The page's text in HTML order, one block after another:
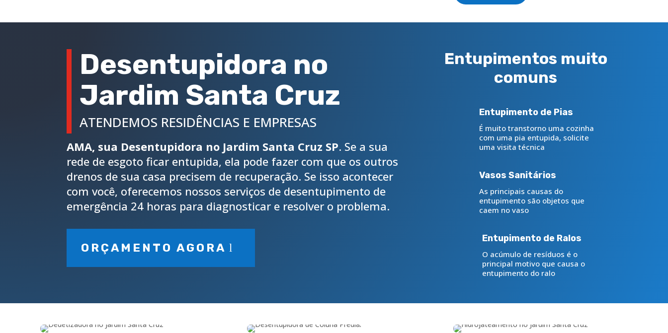
Desentupidora no
Jardim Santa Cruz
ATENDEMOS RESIDÊNCIAS E EMPRESAS
AMA, sua Desentupidora no Jardim Santa Cruz SP. Se a sua
rede de esgoto ficar entupida, ela pode fazer com que os outros
drenos de sua casa precisem de recuperação. Se isso acontecer
com você, oferecemos nossos serviços de desentupimento de
emergência 24 horas para diagnosticar e resolver o problema.
ORÇAMENTO AGORA
Entupimentos muito
comuns
Entupimento de Pias
É muito transtorno uma cozinha
com uma pia entupida, solicite
uma visita técnica
Vasos Sanitários
As principais causas do
entupimento são objetos que
caem no vaso
Entupimento de Ralos
O acúmulo de resíduos é o
principal motivo que causa o
entupimento do ralo